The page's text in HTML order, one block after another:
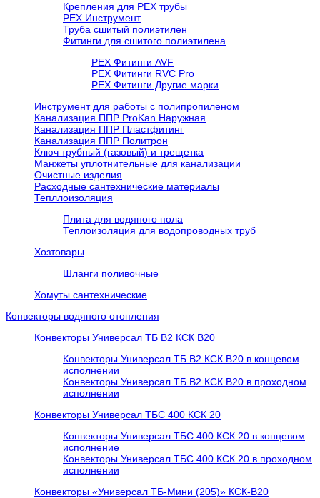
Крепления для РЕХ трубы
РЕХ Инструмент
Труба сшитый полиэтилен
Фитинги для сшитого полиэтилена
PEX Фитинги AVF
РЕХ Фитинги RVC Pro
РЕХ Фитинги Другие марки
Инструмент для работы с полипропиленом
Канализация ППР ProKan Наружная
Канализация ППР Пластфитинг
Канализация ППР Политрон
Ключ трубный (газовый) и трещетка
Манжеты уплотнительные для канализации
Очистные изделия
Расходные сантехнические материалы
Тепллоизоляция
Плита для водяного пола
Теплоизоляция для водопроводных труб
Хозтовары
Шланги поливочные
Хомуты сантехнические
Конвекторы водяного отопления
Конвекторы Универсал ТБ В2 КСК В20
Конвекторы Универсал ТБ В2 КСК В20 в концевом
исполнении
Конвекторы Универсал ТБ В2 КСК В20 в проходном
исполнении
Конвекторы Универсал ТБС 400 КСК 20
Конвекторы Универсал ТБС 400 КСК 20 в концевом
исполнение
Конвекторы Универсал ТБС 400 КСК 20 в проходном
исполнении
Конвекторы «Универсал ТБ-Мини (205)» КСК-В20